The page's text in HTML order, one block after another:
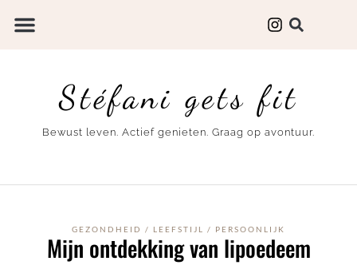
Stéfani gets fit
Bewust leven. Actief genieten. Graag op avontuur.
GEZONDHEID / LEEFSTIJL / PERSOONLIJK
Mijn ontdekking van lipoedeem